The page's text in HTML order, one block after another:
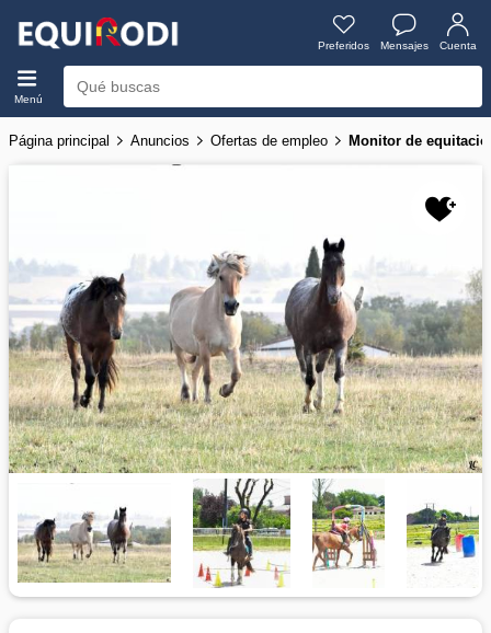
Preferidos Mensajes Cuenta
Menú
Página principal Anuncios Ofertas de empleo Monitor de